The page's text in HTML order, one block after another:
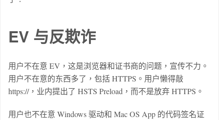
EV 与反欺诈
用户不在意 EV，这是浏览器和证书商的问题，宣传不力。
用户不在意的东西多了，包括 HTTPS。用户懒得敲
https://，业内提出了 HSTS Preload，而不是放弃 HTTPS。
用户也不在意 Windows 驱动和 Mac OS App 的代码签名证